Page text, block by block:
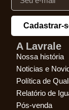
Cadastrar-
A Lavrale
Nossa história
Noticias e
Política de
Relatório de
Pós-venda